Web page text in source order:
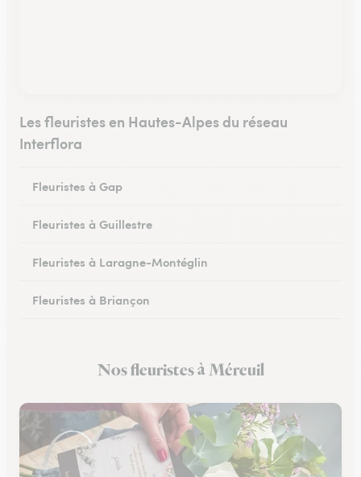
Les fleuristes en Hautes-Alpes du réseau
Interflora
Fleuristes à Gap
Fleuristes à Guillestre
Fleuristes à Laragne-Montéglin
Fleuristes à Briançon
Nos fleuristes à Méreuil